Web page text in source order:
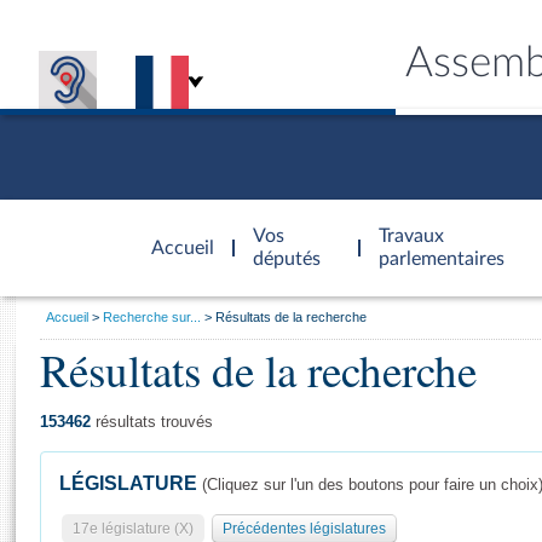
Accueil
d'accueil
Vos
députés
Travaux
parlementaires
Général
Vous
Accueil Recherche sur... Résultats de la recherche
Résultats de la recherche
153462 résultats trouvés
LÉGISLATURE (Cliquez sur l'un des boutons pour faire un choix)
17e législature (X) Précédentes législatures